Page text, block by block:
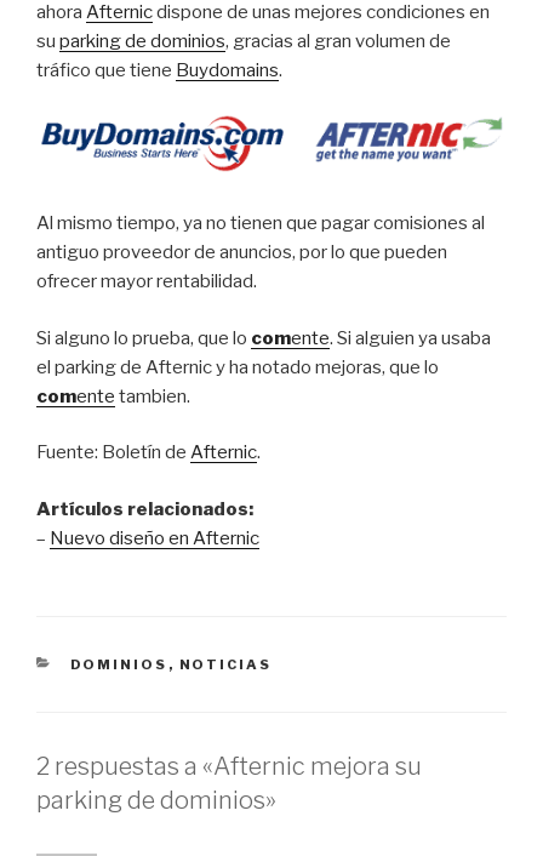
ahora Afternicdispone de unas mejores condiciones en
su parking de dominios, gracias al gran volumen de
tráfico que tiene Buydomains.
Al mismo tiempo, ya no tienen que pagar comisiones al
antiguo proveedor de anuncios, por lo que pueden
ofrecer mayor rentabilidad.
Si alguno lo prueba, que lo comente. Si alguien ya usaba
el parking de Afternic y ha notado mejoras, que lo
comente tambien.
Fuente: Boletín de Afternic.
Artículos relacionados:
– Nuevo diseño en Afternic
CATEGORÍAS
DOMINIOS , NOTICIAS
2 respuestas a «Afternic mejora su
parking de dominios»